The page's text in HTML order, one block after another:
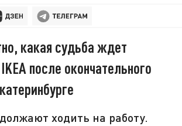
какая судьба ждет
после окончательного
ходить на работу.